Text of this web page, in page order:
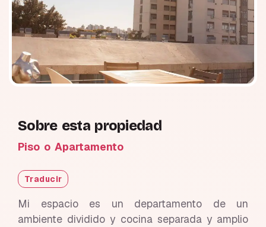
Sobre esta propiedad
Piso o Apartamento
Traducir
Mi espacio es un departamento de un
ambiente dividido y cocina separada y amplio